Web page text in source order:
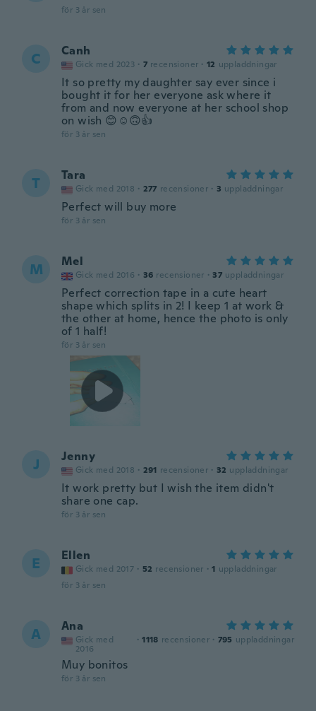
för 3 år sen
C Canh
Gick med 2023 · 7 recensioner · 12 uppladdningar
It so pretty my daughter say ever since i
bought it for her everyone ask where it
from and now everyone at her school shop
on wish 😊☺️🙃👍
för 3 år sen
T Tara
Gick med 2018 · 277 recensioner · 3 uppladdningar
Perfect will buy more
för 3 år sen
M Mel
Gick med 2016 · 36 recensioner · 37 uppladdningar
Perfect correction tape in a cute heart
shape which splits in 2! I keep 1 at work &
the other at home, hence the photo is only
of 1 half!
för 3 år sen
J Jenny
Gick med 2018 · 291 recensioner · 32 uppladdningar
It work pretty but I wish the item didn't
share one cap.
för 3 år sen
E Ellen
Gick med 2017 · 52 recensioner · 1 uppladdningar
för 3 år sen
A Ana
Gick med
2016
· 1118 recensioner · 795 uppladdningar
Muy bonitos
för 3 år sen